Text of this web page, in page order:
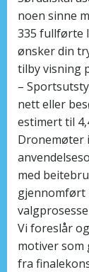
noen sinne
335 fullførte
ønsker din
tilby visning
–
nett eller
estimert til
Dronemøter
med
gjennomført
Vi foreslår
motiver som
fra